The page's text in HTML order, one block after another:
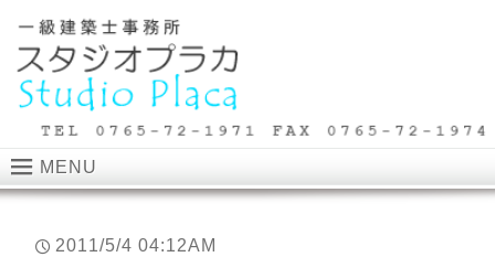
MENU
2011/5/4 04:12AM